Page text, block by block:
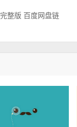
整版 百度网盘链